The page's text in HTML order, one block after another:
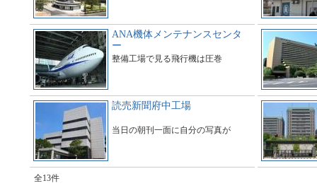
ANA機体メンテナンスセンタ
ー
整備工場で見る飛行機は圧巻
読売新聞府中工場
当日の朝刊一面に自分の写真が
全13件